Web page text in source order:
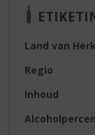
Land van
Regio
Inhoud